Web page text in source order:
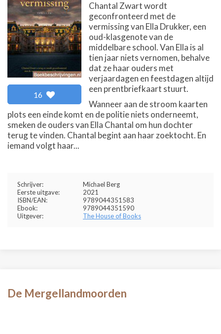
16
Chantal Zwart wordt
geconfronteerd met de
vermissing van Ella Drukker, een
oud-klasgenote van de
middelbare school. Van Ella is al
tien jaar niets vernomen, behalve
dat ze haar ouders met
verjaardagen en feestdagen altijd
een prentbriefkaart stuurt.
Wanneer aan de stroom kaarten
plots een einde komt en de politie niets onderneemt,
smeken de ouders van Ella Chantal om hun dochter
terug te vinden. Chantal begint aan haar zoektocht. En
iemand volgt haar...
Schrijver:
Michael Berg
Eerste uitgave:
2021
ISBN/EAN:
9789044351583
Ebook:
9789044351590
Uitgever:
The House of Books
De Mergellandmoorden